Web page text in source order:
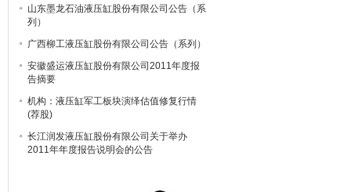
山东墨龙石油液压缸股份有限公司公告（系
列）
广西柳工液压缸股份有限公司公告（系列）
安徽盛运液压缸股份有限公司2011年度报
告摘要
机构：液压缸军工板块演绎估值修复行情
(荐股)
长江润发液压缸股份有限公司关于举办
2011年年度报告说明会的公告